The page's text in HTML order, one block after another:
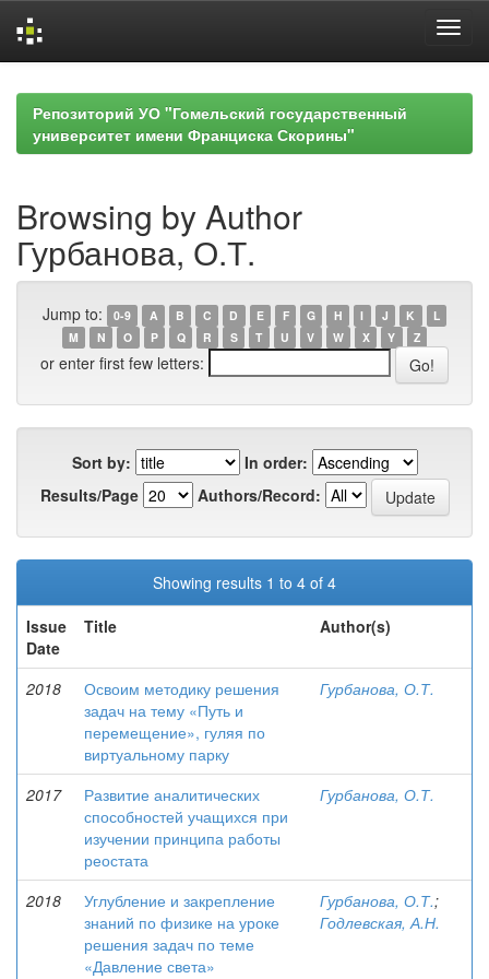
navigationРепозиторий УО "Гомельский государственный
университет имени Франциска Скорины"
Browsing by Author
Гурбанова, О.Т.
Jump to: 0-9 A B C D E F G H I J K
L
M
N O P Q R S T U V W X Y Z
or enter first few letters:
Sort by:
In order:
Results/Page
Authors/Record:
Showing results 1 to 4 of 4
Issue
Date
Title Author(s)
2018
Освоим методику решения
задач на тему «Путь и
перемещение», гуляя по
виртуальному парку
Гурбанова, О.Т.
2017
Развитие аналитических
способностей учащихся при
изучении принципа работы
реостата
Гурбанова, О.Т.
2018
Углубление и закрепление
знаний по физике на уроке
решения задач по теме
«Давление света»
Гурбанова, О.Т.;
Годлевская, А.Н.